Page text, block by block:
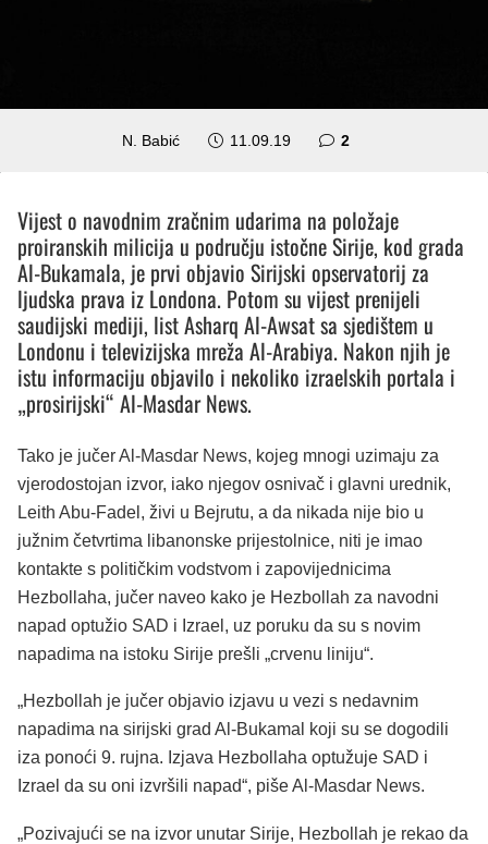
N. Babić 11.09.19 2komentara
Vijest o navodnim zračnim udarima na položaje
proiranskih milicija u području istočne Sirije, kod grada
Al-Bukamala, je prvi objavio Sirijski opservatorij za
ljudska prava iz Londona. Potom su vijest prenijeli
saudijski mediji, list Asharq Al-Awsat sa sjedištem u
Londonu i televizijska mreža Al-Arabiya. Nakon njih je
istu informaciju objavilo i nekoliko izraelskih portala i
„prosirijski“ Al-Masdar News.
Tako je jučer Al-Masdar News, kojeg mnogi uzimaju za
vjerodostojan izvor, iako njegov osnivač i glavni urednik,
Leith Abu-Fadel, živi u Bejrutu, a da nikada nije bio u
južnim četvrtima libanonske prijestolnice, niti je imao
kontakte s političkim vodstvom i zapovijednicima
Hezbollaha, jučer naveo kako je Hezbollah za navodni
napad optužio SAD i Izrael, uz poruku da su s novim
napadima na istoku Sirije prešli „crvenu liniju“.
„Hezbollah je jučer objavio izjavu u vezi s nedavnim
napadima na sirijski grad Al-Bukamal koji su se dogodili
iza ponoći 9. rujna. Izjava Hezbollaha optužuje SAD i
Izrael da su oni izvršili napad“, piše Al-Masdar News.
„Pozivajući se na izvor unutar Sirije, Hezbollah je rekao da